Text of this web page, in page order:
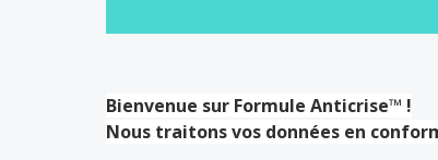
Bienvenue sur Formule Anticrise™ !
Nous traitons vos données en